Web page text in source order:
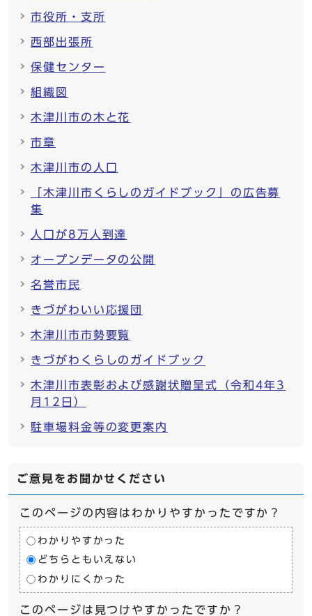
市役所・支所
西部出張所
保健センター
組織図
木津川市の木と花
市章
木津川市の人口
「木津川市くらしのガイドブック」の広告募
集
人口が8万人到達
オープンデータの公開
名誉市民
きづがわいい応援団
木津川市市勢要覧
きづがわくらしのガイドブック
木津川市表彰および感謝状贈呈式（令和4年3
月12日）
駐車場料金等の変更案内
ご意見をお聞かせください
このページの内容はわかりやすかったですか？
わかりやすかった
どちらともいえない
わかりにくかった
このページは見つけやすかったですか？